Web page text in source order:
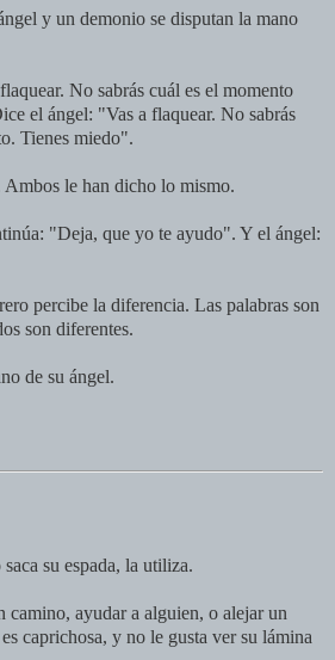
y un demonio se disputan la mano
No sabrás cuál es el momento
el ángel: "Vas a flaquear. No sabrás
Tienes miedo".
Ambos le han dicho lo mismo.
"Deja, que yo te ayudo". Y el ángel:
percibe la diferencia. Las palabras son
son diferentes.
de su ángel.
su espada, la utiliza.
camino, ayudar a alguien, o alejar un
caprichosa, y no le gusta ver su lámina